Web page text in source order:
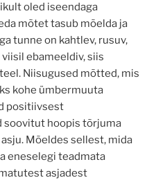
oled iseendaga
mõtet tasub mõelda ja
tunne on kahtlev, rusuv,
ebameeldiv, siis
Niisugused mõtted, mis
kohe ümbermuuta
positiivsest
soovitut hoopis tõrjuma
Mõeldes sellest, mida
eneselegi teadmata
asjadest